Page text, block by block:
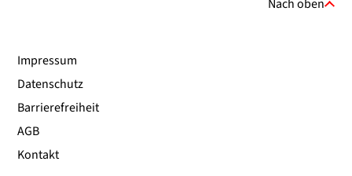
Nach oben
Impressum
Datenschutz
Barrierefreiheit
AGB
Kontakt